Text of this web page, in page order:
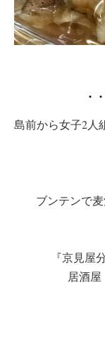
・
島前から女子2人
ブンテンで
『京見屋
居酒